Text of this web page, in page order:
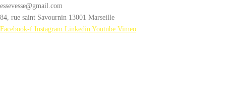
essevesse@gmail.com
84, rue saint Savournin 13001 Marseille
Facebook-f Instagram Linkedin Youtube Vimeo